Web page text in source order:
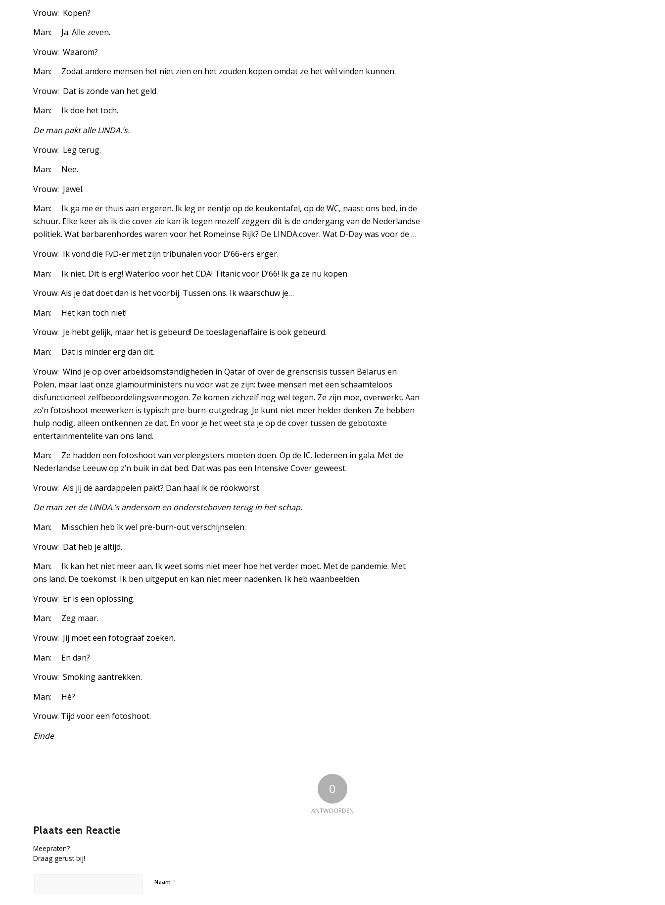
Vrouw: Kopen?
Man: Ja. Alle zeven.
Vrouw: Waarom?
Man: Zodat andere mensen het niet zien en het zouden kopen omdat ze het wèl vinden kunnen.
Vrouw: Dat is zonde van het geld.
Man: Ik doe het toch.
De man pakt alle LINDA.’s.
Vrouw: Leg terug.
Man: Nee.
Vrouw: Jawel.
Man: Ik ga me er thuis aan ergeren. Ik leg er eentje op de keukentafel, op de WC, naast ons bed, in de
schuur. Elke keer als ik die cover zie kan ik tegen mezelf zeggen: dit is de ondergang van de Nederlandse
politiek. Wat barbarenhordes waren voor het Romeinse Rijk? De LINDA.cover. Wat D-Day was voor de …
Vrouw: Ik vond die FvD-er met zijn tribunalen voor D’66-ers erger.
Man: Ik niet. Dit is erg! Waterloo voor het CDA! Titanic voor D’66! Ik ga ze nu kopen.
Vrouw: Als je dat doet dan is het voorbij. Tussen ons. Ik waarschuw je…
Man: Het kan toch niet!
Vrouw: Je hebt gelijk, maar het is gebeurd! De toeslagenaffaire is ook gebeurd.
Man: Dat is minder erg dan dit.
Vrouw: Wind je op over arbeidsomstandigheden in Qatar of over de grenscrisis tussen Belarus en
Polen, maar laat onze glamourministers nu voor wat ze zijn: twee mensen met een schaamteloos
disfunctioneel zelfbeoordelingsvermogen. Ze komen zichzelf nog wel tegen. Ze zijn moe, overwerkt. Aan
zo’n fotoshoot meewerken is typisch pre-burn-outgedrag. Je kunt niet meer helder denken. Ze hebben
hulp nodig, alleen ontkennen ze dat. En voor je het weet sta je op de cover tussen de gebotoxte
entertainmentelite van ons land.
Man: Ze hadden een fotoshoot van verpleegsters moeten doen. Op de IC. Iedereen in gala. Met de
Nederlandse Leeuw op z’n buik in dat bed. Dat was pas een Intensive Cover geweest.
Vrouw: Als jij de aardappelen pakt? Dan haal ik de rookworst.
De man zet de LINDA.’s andersom en ondersteboven terug in het schap.
Man: Misschien heb ìk wel pre-burn-out verschijnselen.
Vrouw: Dat heb je altijd.
Man: Ik kan het niet meer aan. Ik weet soms niet meer hoe het verder moet. Met de pandemie. Met
ons land. De toekomst. Ik ben uitgeput en kan niet meer nadenken. Ik heb waanbeelden.
Vrouw: Er is een oplossing.
Man: Zeg maar.
Vrouw: Jij moet een fotograaf zoeken.
Man: En dan?
Vrouw: Smoking aantrekken.
Man: Hè?
Vrouw: Tijd voor een fotoshoot.
Einde
0
ANTWOORDEN
Plaats een Reactie
Meepraten?
Draag gerust bij!
Naam*